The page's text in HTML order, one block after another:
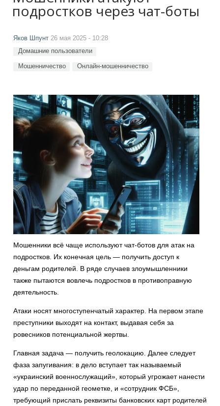
подростков через чат-боты
Яков Шпунт 26 мая 2025 - 10:28
Домашние пользователи
Мошенничество Онлайн-мошенничество
Мошенники всё чаще используют чат-ботов для атак на
подростков. Их конечная цель — получить доступ к
деньгам родителей. В ряде случаев злоумышленники
также пытаются вовлечь подростков в противоправную
деятельность.
Атаки носят многоступенчатый характер. На первом этапе
преступники выходят на контакт, выдавая себя за
ровесников потенциальной жертвы.
Главная задача — получить геолокацию. Далее следует
фаза запугивания: в дело вступает так называемый
«украинский военнослужащий», который угрожает нанести
удар по переданной геометке, и «сотрудник ФСБ»,
требующий прислать реквизиты банковских карт родителей